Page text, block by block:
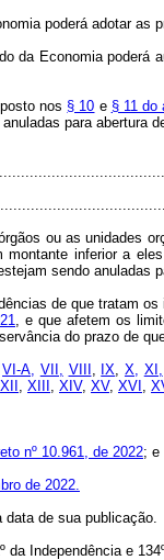
poderá adotar as
da Economia poderá
nos § 10 e § 11 do
para abertura
ou as unidades
inferior a
sendo anuladas
de que tratam
, e que afetem os
do prazo de
VI-A, VII, VIII , IX, X, XI,
XII , XIII , XIV, XV, XVI ,
nº 10.961, de 2022; e
de 2022.
de sua publicação.
da Independência e